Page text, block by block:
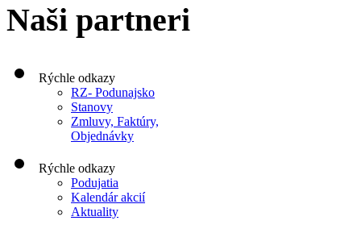
Naši partneri
Rýchle odkazy
RZ- Podunajsko
Stanovy
Zmluvy, Faktúry,
Objednávky
Rýchle odkazy
Podujatia
Kalendár akcií
Aktuality